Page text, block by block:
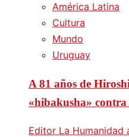
América Latina
Cultura
Mundo
Uruguay
A 81 años de
«hibakusha» contra
Editor La Humanidad